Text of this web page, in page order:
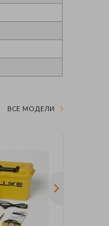
ВСЕ МОДЕЛИ